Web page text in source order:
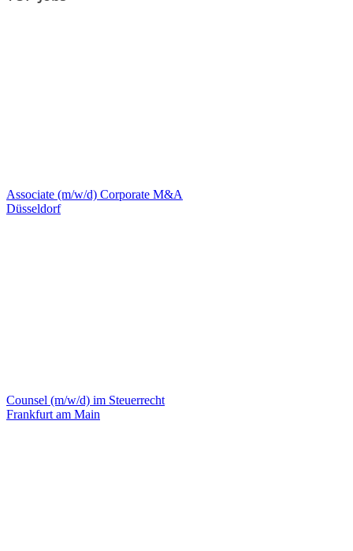
Associate (m/w/d) Corporate M&A
Düsseldorf
Counsel (m/w/d) im Steuerrecht
Frankfurt am Main